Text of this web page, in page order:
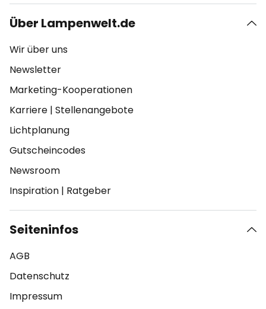
Über Lampenwelt.de
Wir über uns
Newsletter
Marketing-Kooperationen
Karriere | Stellenangebote
Lichtplanung
Gutscheincodes
Newsroom
Inspiration | Ratgeber
Seiteninfos
AGB
Datenschutz
Impressum